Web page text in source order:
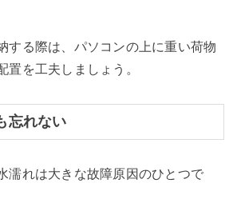
する際は、パソコンの上に重い荷物
置を工夫しましょう。
忘れない
濡れは大きな故障原因のひとつで